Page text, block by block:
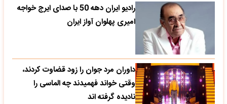
رادیو ایران دهه 50 با صدای ایرج خواجه
امیری پهلوان آواز ایران
داوران مرد جوان را زود قضاوت کردند،
وقتی خواند فهمیدند چه الماسی را
نادیده گرفته اند